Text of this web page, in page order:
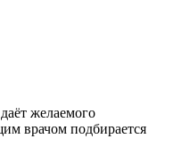
желаемого
врачом подбирается